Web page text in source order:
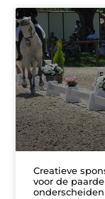
Creatieve
voor de
onderscheiden